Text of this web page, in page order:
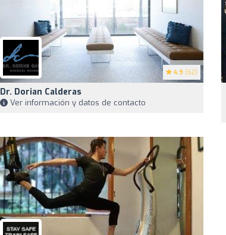
4.9 (62)
Dr. Dorian Calderas
Ver información y datos de contacto